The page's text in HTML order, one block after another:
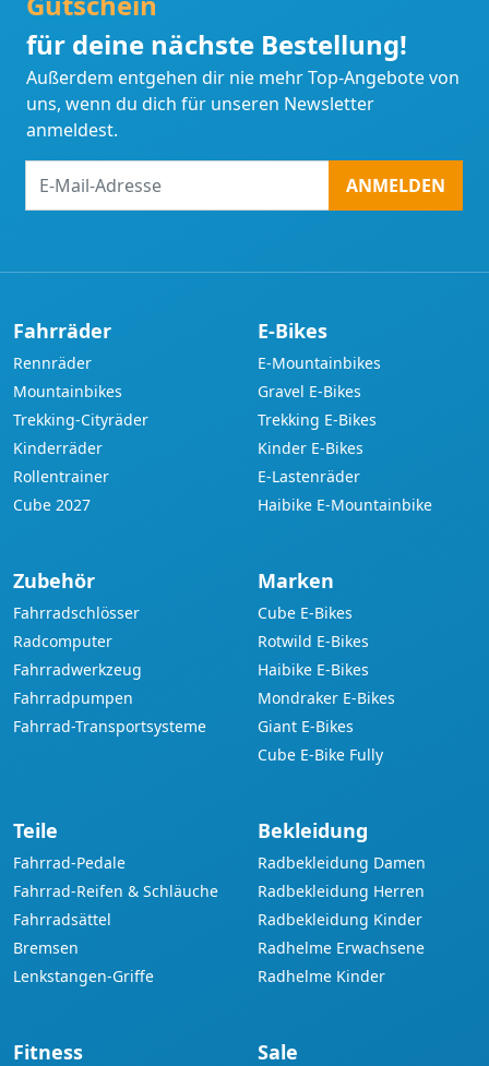
für deine nächste Bestellung!
Außerdem entgehen dir nie mehr Top-Angebote von
uns, wenn du dich für unseren Newsletter
anmeldest.
Mail-
ANMELDEN
Fahrräder
Rennräder
Mountainbikes
Trekking-Cityräder
Kinderräder
Rollentrainer
Cube 2027
E-Bikes
E-Mountainbikes
Gravel E-Bikes
Trekking E-Bikes
Kinder E-Bikes
E-Lastenräder
Haibike E-Mountainbike
Zubehör
Fahrradschlösser
Radcomputer
Fahrradwerkzeug
Fahrradpumpen
Fahrrad-Transportsysteme
Marken
Cube E-Bikes
Rotwild E-Bikes
Haibike E-Bikes
Mondraker E-Bikes
Giant E-Bikes
Cube E-Bike Fully
Teile
Fahrrad-Pedale
Fahrrad-Reifen & Schläuche
Fahrradsättel
Bremsen
Lenkstangen-Griffe
Bekleidung
Radbekleidung Damen
Radbekleidung Herren
Radbekleidung Kinder
Radhelme Erwachsene
Radhelme Kinder
Fitness Sale